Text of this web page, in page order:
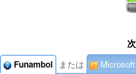
Funambol または